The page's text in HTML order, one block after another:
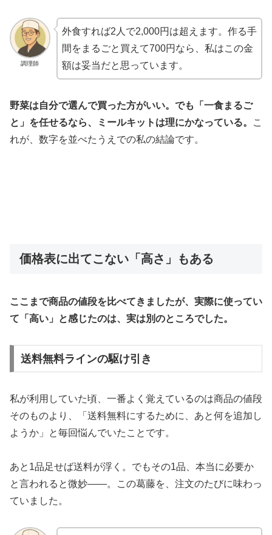
調理師
外食すれば2人で2,000円は超えます。作る手
間をまるごと買えて700円なら、私はこの金
額は妥当だと思っています。
野菜は自分で選んで買った方がいい。でも「一食まるご
と」を任せるなら、ミールキットは理にかなっている。
こ
れが、数字を並べたうえでの私の結論です。
価格表に出てこない「高さ」もある
ここまで商品の値段を比べてきましたが、実際に使ってい
て「高い」と感じたのは、実は別のところでした。
送料無料ラインの駆け引き
私が利用していた頃、一番よく覚えているのは商品の値段
そのものより、「送料無料にするために、あと何を追加し
ようか」と毎回悩んでいたことです。
あと1品足せば送料が浮く。でもその1品、本当に必要か
と言われると微妙——。この葛藤を、注文のたびに味わっ
ていました。